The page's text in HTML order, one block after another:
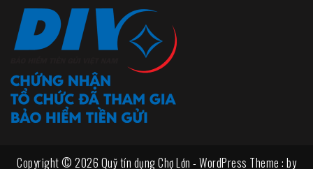
Copyright © 2026 Quỹ tín dụng Chợ Lớn - WordPress Theme : by